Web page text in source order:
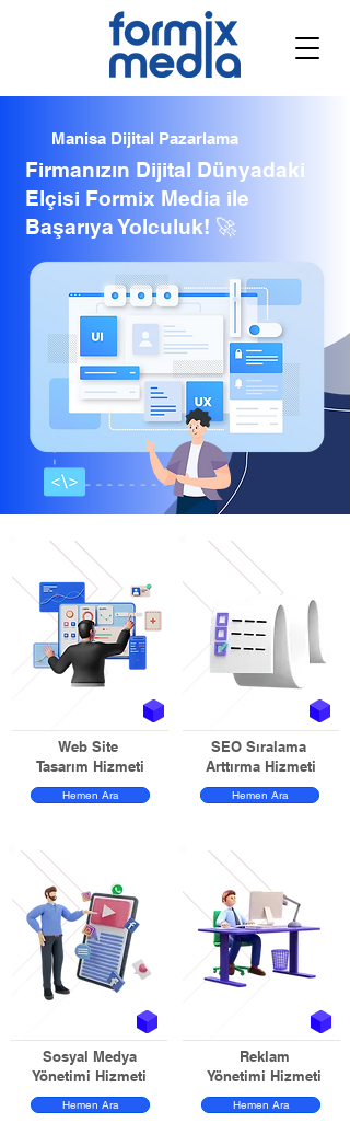
Manisa Dijital Pazarlama
Firmanızın Dijital Dünyadaki
Elçisi Formix Media ile
Başarıya Yolculuk! 🚀
Web Site
Tasarım Hizmeti
Hemen Ara
SEO Sıralama
Arttırma Hizmeti
Hemen Ara
Sosyal Medya
Yönetimi Hizmeti
Hemen Ara
Reklam
Yönetimi Hizmeti
Hemen Ara